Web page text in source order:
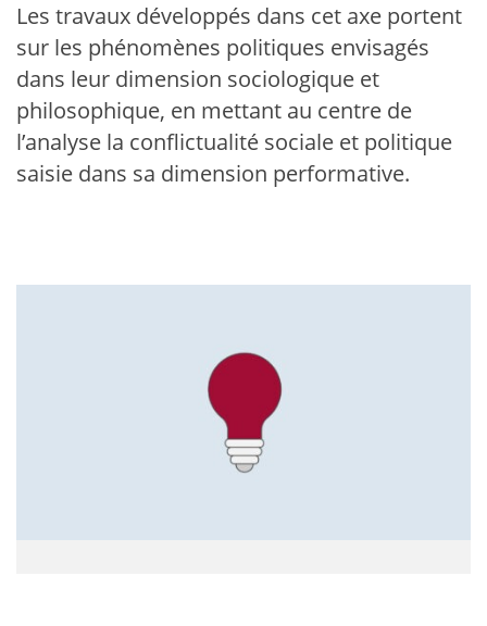
Les travaux développés dans cet axe portent
sur les phénomènes politiques envisagés
dans leur dimension sociologique et
philosophique, en mettant au centre de
l’analyse la conflictualité sociale et politique
saisie dans sa dimension performative.